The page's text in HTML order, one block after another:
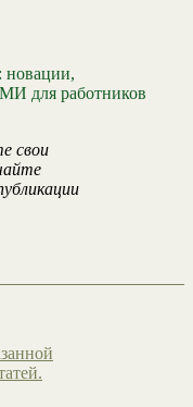
новации,
для работников
свои